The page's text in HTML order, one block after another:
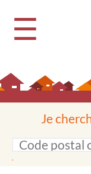
☰
Je